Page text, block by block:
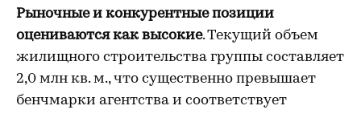
Рыночные и конкурентные позиции
оцениваются как высокие. Текущий объем
жилищного строительства группы составляет
2,0 млн кв. м., что существенно превышает
бенчмарки агентства и соответствует